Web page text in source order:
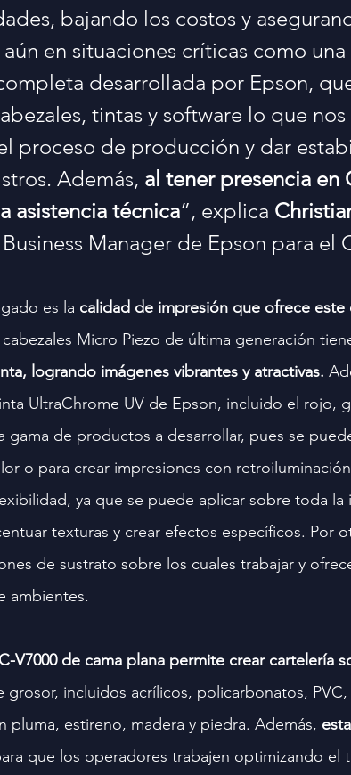
bajando los costos y
en situaciones críticas como
desarrollada por Epson,
tintas y software lo que
proceso de producción y dar
Además, al tener presencia en
asistencia técnica”, explica
Manager de Epson para el
es la calidad de impresión que ofrece
cabezales Micro Piezo de última generación
logrando imágenes vibrantes y atractivas.
UltraChrome UV de Epson, incluido el rojo,
gama de productos a desarrollar, pues se
o para crear impresiones con
ya que se puede aplicar sobre toda
texturas y crear efectos específicos. Por
de sustrato sobre los cuales trabajar y
ambientes.
V7000 de cama plana permite crear cartelería
grosor, incluidos acrílicos, policarbonatos,
pluma, estireno, madera y piedra. Además,
que los operadores trabajen optimizando el